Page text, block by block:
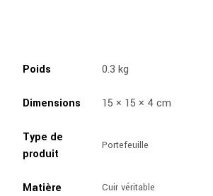
Poids 0.3 kg
Dimensions 15 × 15 × 4 cm
Type de
produit
Portefeuille
Matière Cuir véritable